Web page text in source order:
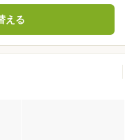
える